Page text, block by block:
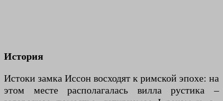
История
Истоки замка Иссон восходят к римской эпохе: на
этом месте располагалась вилла рустика –